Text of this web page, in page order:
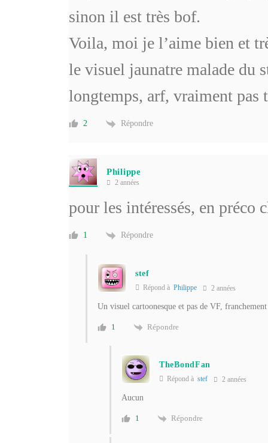
sinon il est très bof.
Voila, moi je l’aime bien et
le visuel jaunatre malade du
longtemps, arf, vraiment pas
2 Répondre
Philippe
2 années
pour les intéressés, en préco
1 Répondre
stef
Répond à Philippe 2 années
Un visuel cartoonesque et pas de VF,
1 Répondre
TheBondFan
Répond à stef 2 années
Aucun
1 Répondre